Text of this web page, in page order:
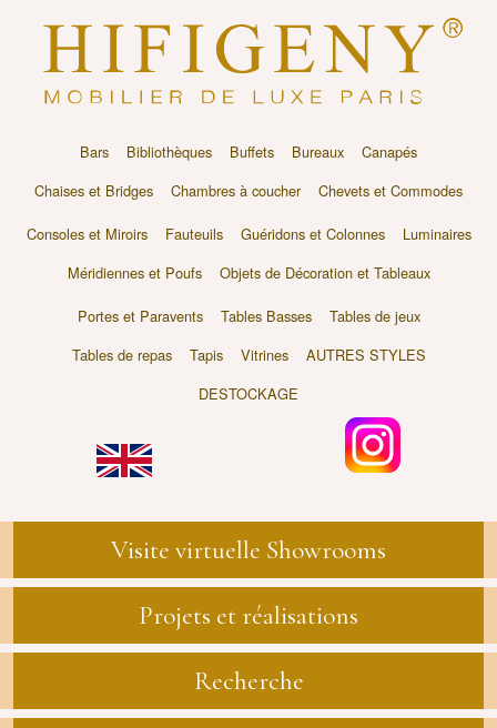
Bars Bibliothèques Buffets Bureaux
Canapés
Chaises et Bridges
Chambres à coucher Chevets et Commodes
Consoles et Miroirs Fauteuils Guéridons et Colonnes
Luminaires
Méridiennes et Poufs
Objets de Décoration et Tableaux
Portes et Paravents Tables Basses
Tables de jeux
Tables de repas
Tapis Vitrines
AUTRES STYLES
DESTOCKAGE
Visite virtuelle Showrooms
Projets et réalisations
Recherche